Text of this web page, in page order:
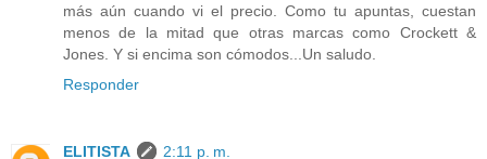
más aún cuando vi el precio. Como tu apuntas, cuestan
menos de la mitad que otras marcas como Crockett &
Jones. Y si encima son cómodos...Un saludo.
Responder
ELITISTA
2:11 p. m.